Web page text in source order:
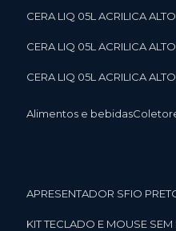
CERA LIQ 05L ACRILICA
CERA LIQ 05L ACRILICA
CERA LIQ 05L ACRILICA
Alimentos e bebidas
APRESENTADOR SFIO
KIT TECLADO E MOUSE